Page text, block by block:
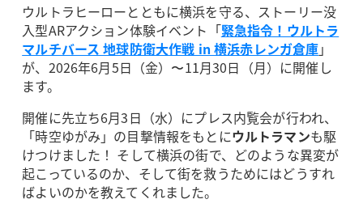
ウルトラヒーローとともに横浜を守る、ストーリー没
入型ARアクション体験イベント「緊急指令！ウルトラ
マルチバース 地球防衛大作戦 in 横浜赤レンガ倉庫」
が、2026年6月5日（金）〜11月30日（月）に開催し
ます。
開催に先立ち6月3日（水）にプレス内覧会が行われ、
「時空ゆがみ」の目撃情報をもとにウルトラマンも駆
けつけました！ そして横浜の街で、どのような異変が
起こっているのか、そして街を救うためにはどうすれ
ばよいのかを教えてくれました。